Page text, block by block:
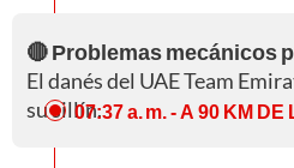
🔴 Problemas mecánicos
El danés del UAE Team
su sillín.07:37 a. m.- A 90 KM DE